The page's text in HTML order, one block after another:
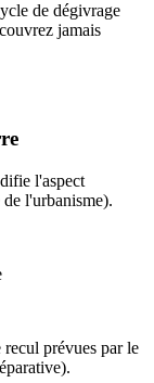
de dégivrage
jamais
l'aspect
l'urbanisme).
prévues par le